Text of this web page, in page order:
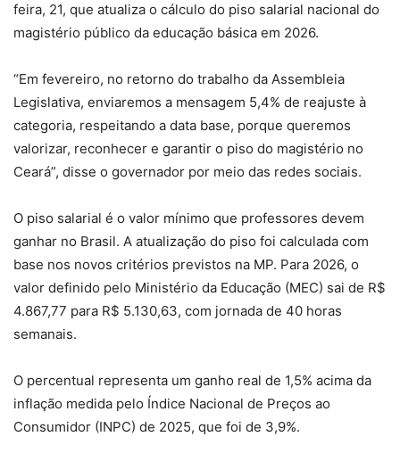
feira, 21, que atualiza o cálculo do piso salarial nacional do
magistério público da educação básica em 2026.
“Em fevereiro, no retorno do trabalho da Assembleia
Legislativa, enviaremos a mensagem 5,4% de reajuste à
categoria, respeitando a data base, porque queremos
valorizar, reconhecer e garantir o piso do magistério no
Ceará”, disse o governador por meio das redes sociais.
O piso salarial é o valor mínimo que professores devem
ganhar no Brasil. A atualização do piso foi calculada com
base nos novos critérios previstos na MP. Para 2026, o
valor definido pelo Ministério da Educação (MEC) sai de R$
4.867,77 para R$ 5.130,63, com jornada de 40 horas
semanais.
O percentual representa um ganho real de 1,5% acima da
inflação medida pelo Índice Nacional de Preços ao
Consumidor (INPC) de 2025, que foi de 3,9%.